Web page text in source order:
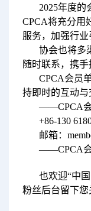
2025年度的
CPCA将充分用
服务，加强行业
协会也将多
随时联系，携手
CPCA会员
持即时的互动与
——CPCA
+86-130
邮箱：
——CPCA
也欢迎“中
粉丝后台留下您